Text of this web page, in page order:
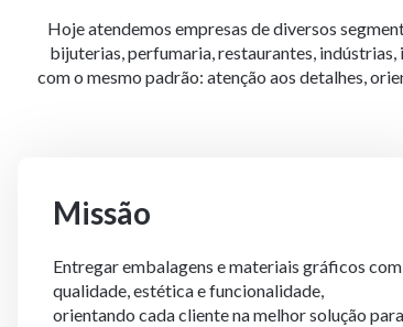
Hoje atendemos empresas de diversos
bijuterias, perfumaria, restaurantes,
com o mesmo padrão: atenção aos detalhes,
Missão
Entregar embalagens e materiais gráficos com
qualidade, estética e funcionalidade,
orientando cada cliente na melhor solução para